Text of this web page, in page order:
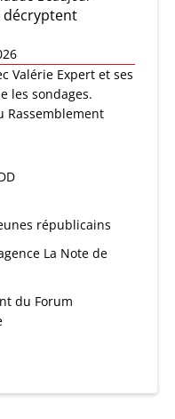
décryptent
Valérie Expert et ses
les sondages.
Rassemblement
républicains
La Note de
du Forum